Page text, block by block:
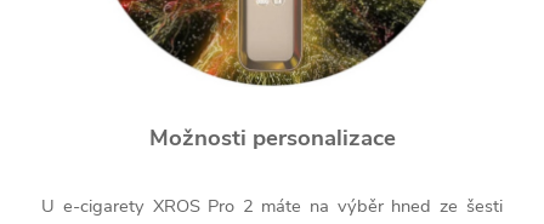
Možnosti personalizace
U e-cigarety XROS Pro 2 máte na výběr hned ze šesti